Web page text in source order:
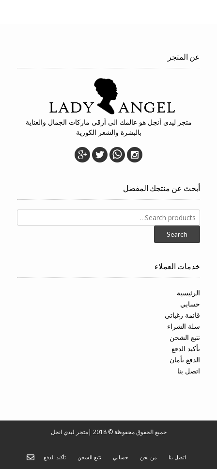
عن المتجر
متجر ليدي أنجل هو عالمك الى أرقى ماركات الجمال والعناية
بالبشرة والشعر الكورية
أبحث عن منتجك المفضل
Search
for:
Search
خدمات العملاء
الرئيسية
حسابي
قائمة رغباتي
سلة الشراء
تتبع الشحن
تأكيد الدفع
الدفع بأمان
اتصل بنا
جميع الحقوق محفوظة © 2018 |متجر ليدي انجل
اتصل بنا من نحن حسابي تتبع الشحن تأكيد الدفع